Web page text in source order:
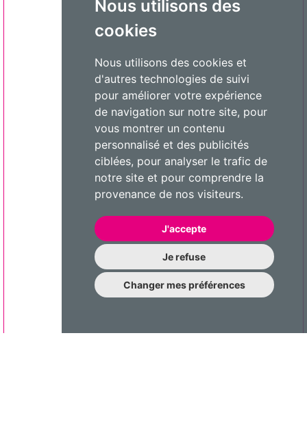
Nous utilisons des
cookies
Nous utilisons des cookies et
d'autres technologies de suivi
pour améliorer votre expérience
de navigation sur notre site, pour
vous montrer un contenu
personnalisé et des publicités
ciblées, pour analyser le trafic de
notre site et pour comprendre la
provenance de nos visiteurs.
J'accepte
Je refuse
Changer mes préférences